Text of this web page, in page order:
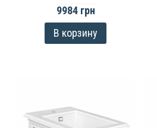
9984 грн
В корзину